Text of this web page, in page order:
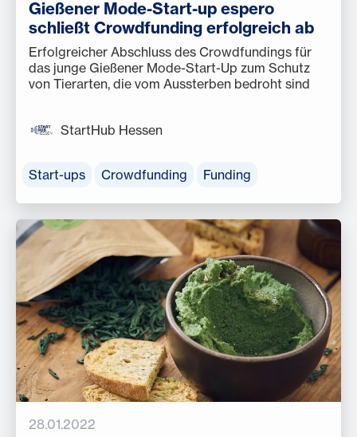
Gießener Mode-Start-up espero
schließt Crowdfunding erfolgreich ab
Erfolgreicher Abschluss des Crowdfundings für
das junge Gießener Mode-Start-Up zum Schutz
von Tierarten, die vom Aussterben bedroht sind
StartHub Hessen
Start-ups Crowdfunding Funding
28.01.2022